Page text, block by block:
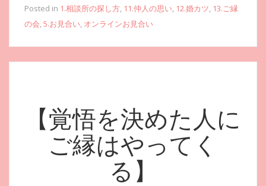
Posted in 1.相談所の探し方, 11.仲人の思い, 12.婚カツ, 13.ご縁
の会,5.お見合い, オンラインお見合い
【覚悟を決めた人に
ご縁はやってく
る】